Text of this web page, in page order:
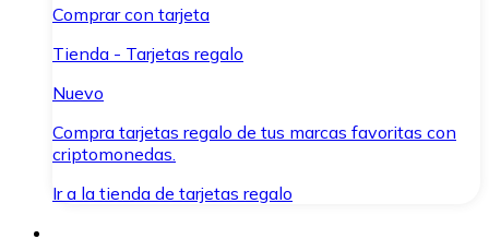
Comprar con tarjeta
Tienda - Tarjetas regalo
Nuevo
Compra tarjetas regalo de tus marcas favoritas con
criptomonedas.
Ir a la tienda de tarjetas regalo